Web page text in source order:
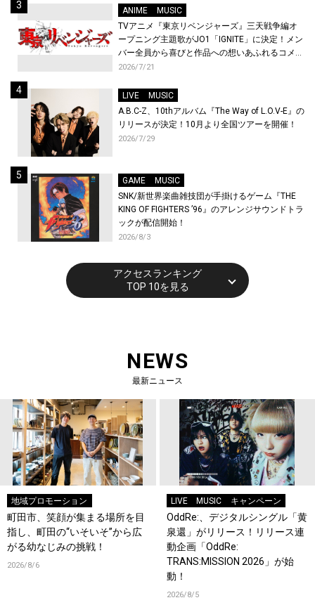
ANIME
MUSIC
TVアニメ『東京リベンジャーズ』三天戦争編オ
ープニング主題歌がJO1「IGNITE」に決定！メン
バー全員から喜びと作品への想いあふれるコメン
トが到着！9月に東京・大阪で先行上映会を開
2026/7/21
LIVE
MUSIC
A.B.C-Z、10thアルバム『The Way of L.O.V-E』の
リリースが決定！10月より全国ツアーを開催！
2026/7/29
GAME
MUSIC
SNK/新世界楽曲雑技団が手掛けるゲーム『THE
KING OF FIGHTERS ’96』のアレンジサウンドトラ
ックが配信開始！
2026/8/3
アクセスランキング
TOP 10を見る
NEWS
最新ニュース
地域プロモーション
町田市、笑顔が集まる場所を目
指し、町田の“いそいそ”から広
がる幼なじみの挑戦！
2026/8/6
LIVE MUSIC キャンペーン
OddRe:、デジタルシングル「黄
泉還」がリリース！リリース連
動企画「OddRe:
TRANS:MISSION 2026」が始
動！
2026/8/5